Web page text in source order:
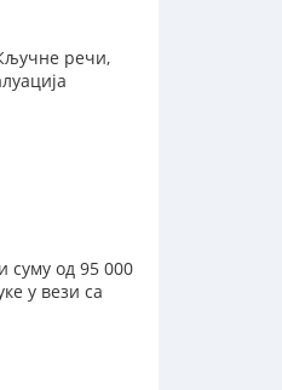
речи,
суму од 95 000
у вези са